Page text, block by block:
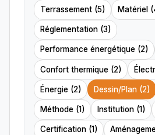
Terrassement (5) Matériel
Réglementation (3)
Performance énergétique (2)
Confort thermique (2)
Énergie (2) Dessin/Plan (2)
Méthode (1) Institution (1)
Certification (1)